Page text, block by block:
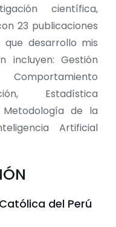
científica,
23 publicaciones
que desarrollo mis
incluyen: Gestión
Estadística
de la
Artificial
del Perú